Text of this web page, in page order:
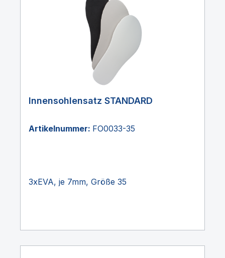
Innensohlensatz STANDARD
Artikelnummer: FO0033-35
3xEVA, je 7mm, Größe 35